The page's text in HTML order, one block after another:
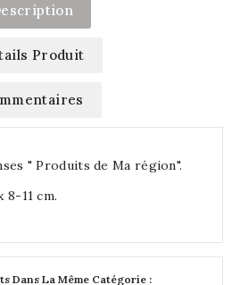
Produit
" Produits de Ma région".
8-11 cm.
Dans La Même Catégorie :